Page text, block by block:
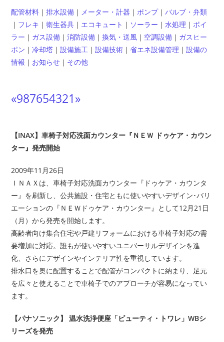
配管材料 ｜排水設備 ｜ メーター・計器 ｜ ポンプ｜バルブ・弁類
｜ フレキ ｜衛生器具 ｜ エコキュート ｜ ソーラー ｜水処理 ｜ ボイ
ラー ｜ ガス設備 ｜消防設備 ｜換気・送風 ｜ 空調設備 ｜ ガスヒー
ポン ｜冷却塔 ｜設備施工 ｜設備技術 ｜省エネ設備管理 ｜設備の
情報 ｜ お知らせ ｜ その他
«987654321»
【INAX】車椅子対応洗面カウンター『ＮＥＷ ドゥケア・カウン
ター』発売開始
2009年11月26日
ＩＮＡＸは、車椅子対応洗面カウンター『ドゥケア・カウンタ
ー』を刷新し、公共施設・住宅ともに使いやすいデザイン･バリ
エーションの『ＮＥＷドゥケア・カウンター』として12月21日
（月）から発売を開始します。
高齢者向け集合住宅や戸建リフォームにおける車椅子対応の需
要増加に対応。誰もが使いやすいユニバーサルデザインを進
化、さらにデザインやインテリア性を重視しています。
排水口を奥に配置することで配管がコンパクトに納まり、足元
を広々と使えることで車椅子でのアプローチが容易になってい
ます。
【パナソニック】 温水洗浄便座「ビューティ・トワレ」WBシ
リーズを発売